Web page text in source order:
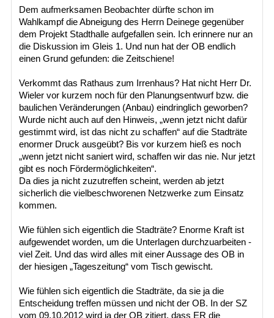
Dem aufmerksamen Beobachter dürfte schon im
Wahlkampf die Abneigung des Herrn Deinege gegenüber
dem Projekt Stadthalle aufgefallen sein. Ich erinnere nur an
die Diskussion im Gleis 1. Und nun hat der OB endlich
einen Grund gefunden: die Zeitschiene!
Verkommt das Rathaus zum Irrenhaus? Hat nicht Herr Dr.
Wieler vor kurzem noch für den Planungsentwurf bzw. die
baulichen Veränderungen (Anbau) eindringlich geworben?
Wurde nicht auch auf den Hinweis, „wenn jetzt nicht dafür
gestimmt wird, ist das nicht zu schaffen“ auf die Stadträte
enormer Druck ausgeübt? Bis vor kurzem hieß es noch
„wenn jetzt nicht saniert wird, schaffen wir das nie. Nur jetzt
gibt es noch Fördermöglichkeiten“.
Da dies ja nicht zuzutreffen scheint, werden ab jetzt
sicherlich die vielbeschworenen Netzwerke zum Einsatz
kommen.
Wie fühlen sich eigentlich die Stadträte? Enorme Kraft ist
aufgewendet worden, um die Unterlagen durchzuarbeiten -
viel Zeit. Und das wird alles mit einer Aussage des OB in
der hiesigen „Tageszeitung“ vom Tisch gewischt.
Wie fühlen sich eigentlich die Stadträte, da sie ja die
Entscheidung treffen müssen und nicht der OB. In der SZ
vom 09.10.2012 wird ja der OB zitiert, dass ER die